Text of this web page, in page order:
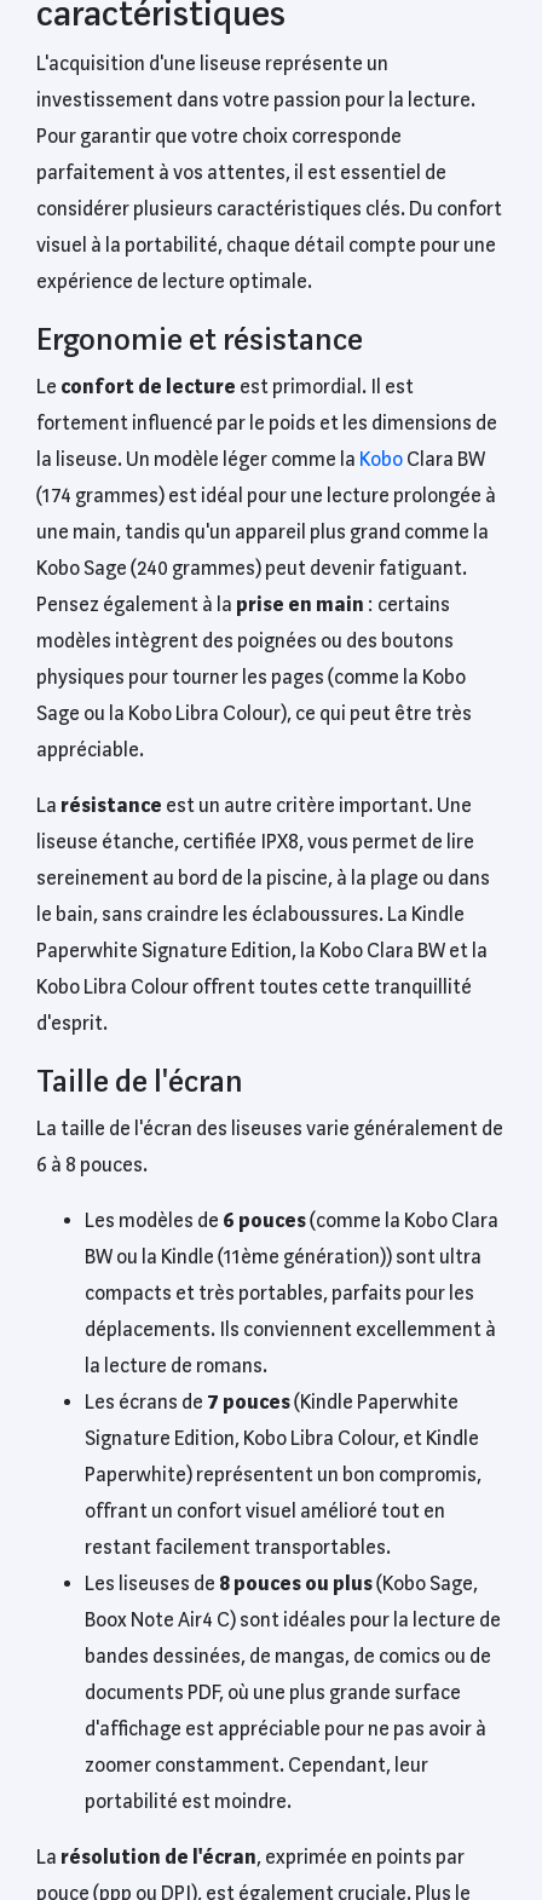
caractéristiques
L'acquisition d'une liseuse représente un
investissement dans votre passion pour la lecture.
Pour garantir que votre choix corresponde
parfaitement à vos attentes, il est essentiel de
considérer plusieurs caractéristiques clés. Du confort
visuel à la portabilité, chaque détail compte pour une
expérience de lecture optimale.
Ergonomie et résistance
Le confort de lecture est primordial. Il est
fortement influencé par le poids et les dimensions de
la liseuse. Un modèle léger comme la Kobo Clara BW
(174 grammes) est idéal pour une lecture prolongée à
une main, tandis qu'un appareil plus grand comme la
Kobo Sage (240 grammes) peut devenir fatiguant.
Pensez également à la prise en main : certains
modèles intègrent des poignées ou des boutons
physiques pour tourner les pages (comme la Kobo
Sage ou la Kobo Libra Colour), ce qui peut être très
appréciable.
La résistance est un autre critère important. Une
liseuse étanche, certifiée IPX8, vous permet de lire
sereinement au bord de la piscine, à la plage ou dans
le bain, sans craindre les éclaboussures. La Kindle
Paperwhite Signature Edition, la Kobo Clara BW et la
Kobo Libra Colour offrent toutes cette tranquillité
d'esprit.
Taille de l'écran
La taille de l'écran des liseuses varie généralement de
6 à 8 pouces.
Les modèles de 6 pouces(comme la Kobo Clara
BW ou la Kindle (11ème génération)) sont ultra
compacts et très portables, parfaits pour les
déplacements. Ils conviennent excellemment à
la lecture de romans.
Les écrans de 7 pouces(Kindle Paperwhite
Signature Edition, Kobo Libra Colour, et Kindle
Paperwhite) représentent un bon compromis,
offrant un confort visuel amélioré tout en
restant facilement transportables.
Les liseuses de 8 pouces ou plus(Kobo Sage,
Boox Note Air4 C) sont idéales pour la lecture de
bandes dessinées, de mangas, de comics ou de
documents PDF, où une plus grande surface
d'affichage est appréciable pour ne pas avoir à
zoomer constamment. Cependant, leur
portabilité est moindre.
La résolution de l'écran, exprimée en points par
pouce (ppp ou DPI), est également cruciale. Plus le